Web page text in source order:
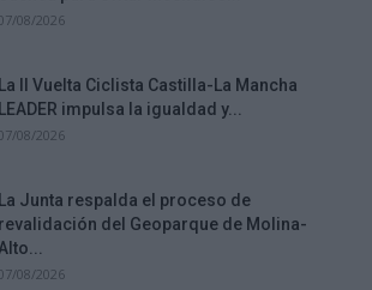
08/2026
La II Vuelta Ciclista Castilla-La Mancha
LEADER impulsa la igualdad y...
08/2026
La Junta respalda el proceso de
revalidación del Geoparque de Molina-
Alto...
08/2026